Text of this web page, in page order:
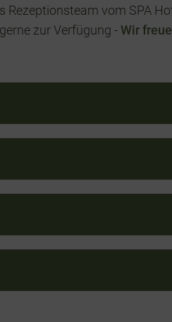
Rezeptionsteam vom SPA
zur Verfügung -Wir